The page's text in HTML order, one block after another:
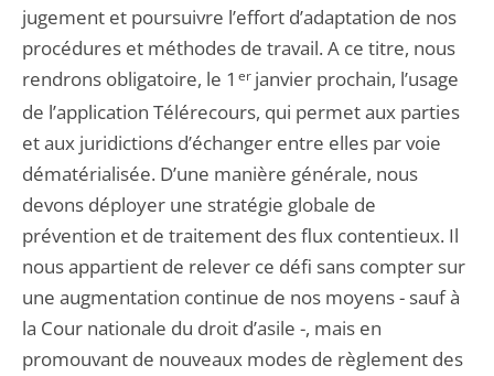
jugement et poursuivre l’effort d’adaptation de nos
procédures et méthodes de travail. A ce titre, nous
rendrons obligatoire, le 1 erjanvier prochain, l’usage
de l’application Télérecours, qui permet aux parties
et aux juridictions d’échanger entre elles par voie
dématérialisée. D’une manière générale, nous
devons déployer une stratégie globale de
prévention et de traitement des flux contentieux. Il
nous appartient de relever ce défi sans compter sur
une augmentation continue de nos moyens - sauf à
la Cour nationale du droit d’asile -, mais en
promouvant de nouveaux modes de règlement des